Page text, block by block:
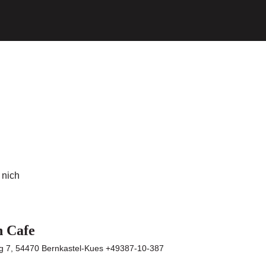
Cafe
7, 54470 Bernkastel-Kues +49387-10-387